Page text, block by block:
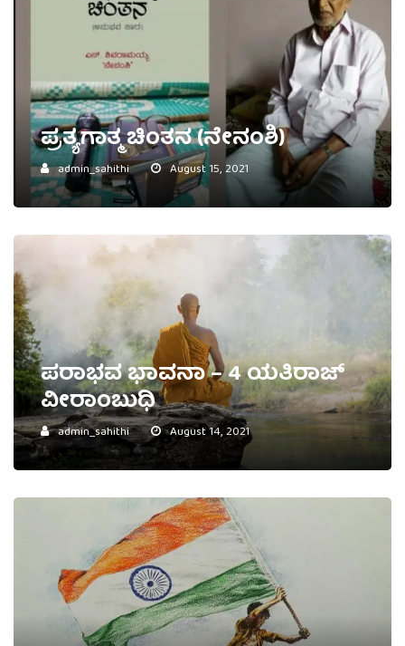
ಪ್ರತ್ಯಗಾತ್ಮ ಚಿಂತನ (ನೇನಂಶಿ)
admin_sahithi August 15, 2021
ಪರಾಭವ ಭಾವನಾ – 4 ಯತಿರಾಜ್‌
ವೀರಾಂಬುಧಿ
admin_sahithi August 14, 2021